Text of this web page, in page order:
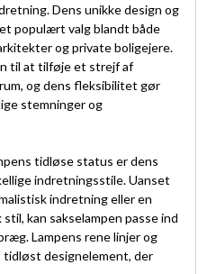
Dens unikke design og
populært valg blandt både
og private boligejere.
til at tilføje et strejf af
og dens fleksibilitet gør
stemninger og
tidløse status er dens
indretningsstile. Uanset
indretning eller en
kan sakselampen passe ind
Lampens rene linjer og
designelement, der